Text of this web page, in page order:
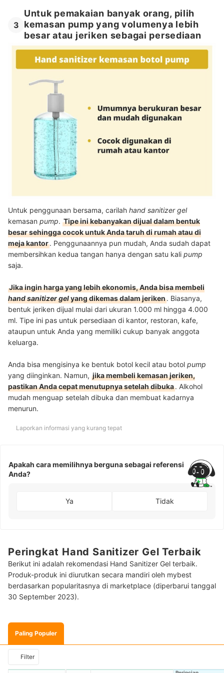
3
Untuk pemakaian banyak orang, pilih
kemasan pump yang volumenya lebih
besar atau jeriken sebagai persediaan
Untuk penggunaan bersama, carilah hand sanitizer gel
kemasan pump. Tipe ini kebanyakan dijual dalam bentuk
besar sehingga cocok untuk Anda taruh di rumah atau di
meja kantor. Penggunaannya pun mudah, Anda sudah dapat
membersihkan kedua tangan hanya dengan satu kali pump
saja.
Jika ingin harga yang lebih ekonomis, Anda bisa membeli
hand sanitizer gelyang dikemas dalam jeriken. Biasanya,
bentuk jeriken dijual mulai dari ukuran 1.000 ml hingga 4.000
ml. Tipe ini pas untuk persediaan di kantor, restoran, kafe,
ataupun untuk Anda yang memiliki cukup banyak anggota
keluarga.
Anda bisa mengisinya ke bentuk botol kecil atau botol pump
yang diinginkan. Namun, jika membeli kemasan jeriken,
pastikan Anda cepat menutupnya setelah dibuka. Alkohol
mudah menguap setelah dibuka dan membuat kadarnya
menurun.
Laporkan informasi yang kurang tepat
Apakah cara memilihnya berguna sebagai referensi
Anda?
Ya Tidak
Peringkat Hand Sanitizer Gel Terbaik
Berikut ini adalah rekomendasi Hand Sanitizer Gel terbaik.
Produk-produk ini diurutkan secara mandiri oleh mybest
berdasarkan popularitasnya di marketplace (diperbarui tanggal
30 September 2023).
Paling Populer
Filter